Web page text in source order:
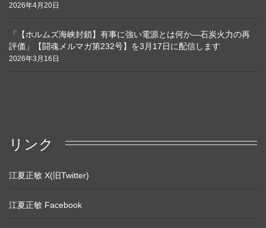
2026年4月20日
「【ホルムズ海峡封鎖】有事に強い電源とは何か―石炭火力の再
評価」【闘魂メルマガ第232号】を3月17日に配信します
2026年3月16日
リンク
江夏正敏 X(旧Twitter)
江夏正敏 Facebook